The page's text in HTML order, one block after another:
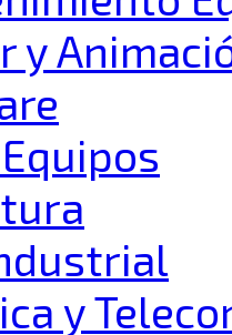
y
y